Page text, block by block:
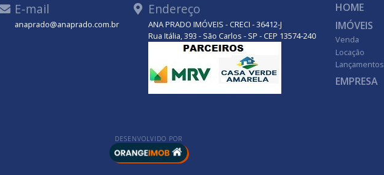
WhatsApp
E-mail
anaprado@anaprado.com.br
Endereço
ANA PRADO IMÓVEIS - CRECI - 36412-J
Rua Itália, 393 - São Carlos - SP - CEP 13574-240
HOME
IMÓVEIS
Venda
Locação
Lançamentos
EMPRESA
DESENVOLVIDO POR